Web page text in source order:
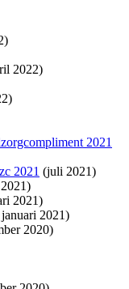
2022)
2021
2021 (juli 2021)
2021)
2021)
2020)